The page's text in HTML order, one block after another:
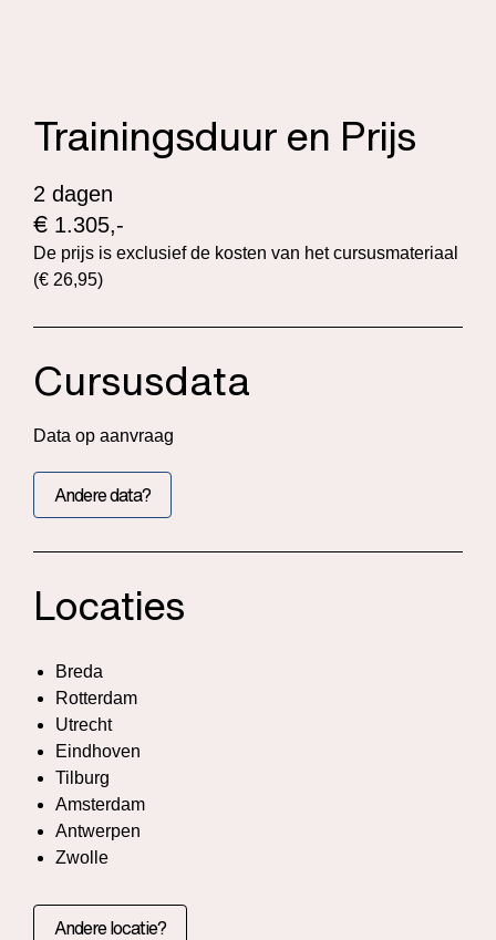
Trainingsduur en Prijs
2 dagen
€ 1.305,-
De prijs is exclusief de kosten van het cursusmateriaal
(€ 26,95)
Cursusdata
Data op aanvraag
Andere data?
Locaties
Breda
Rotterdam
Utrecht
Eindhoven
Tilburg
Amsterdam
Antwerpen
Zwolle
Andere locatie?